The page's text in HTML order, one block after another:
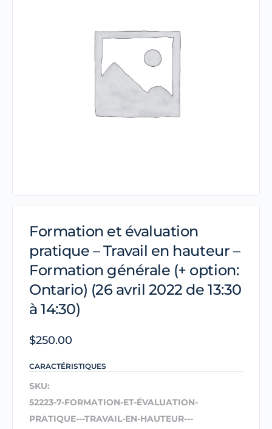
Formation et évaluation
pratique – Travail en hauteur –
Formation générale (+ option:
Ontario) (26 avril 2022 de 13:30
à 14:30)
$250.00
CARACTÉRISTIQUES
SKU:
52223-7-FORMATION-ET-ÉVALUATION-
PRATIQUE---TRAVAIL-EN-HAUTEUR---